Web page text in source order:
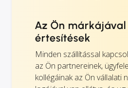
Az Ön
értesítések
Minden szállítással
az Ön partnereinek,
kollégáinak az Ön vállalati